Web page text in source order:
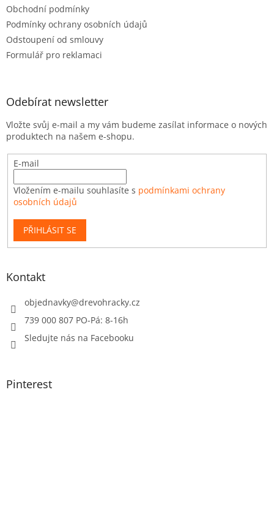
Obchodní podmínky
Podmínky ochrany osobních údajů
Odstoupení od smlouvy
Formulář pro reklamaci
Odebírat newsletter
Vložte svůj e-mail a my vám budeme zasílat informace o nových
produktech na našem e-shopu.
E-mail
Vložením e-mailu souhlasíte s podmínkami ochrany
osobních údajů
PŘIHLÁSIT SE
Kontakt
objednavky@drevohracky.cz
739 000 807 PO-Pá: 8-16h
Sledujte nás na Facebooku
Pinterest